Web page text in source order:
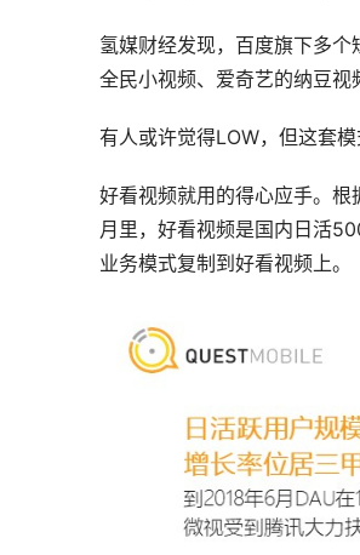
氢媒财经发现，百度旗下多个
全民小视频、爱奇艺的纳豆视
有人或许觉得LOW，但这套模
好看视频就用的得心应手。
月里，好看视频是国内日活
业务模式复制到好看视频上。